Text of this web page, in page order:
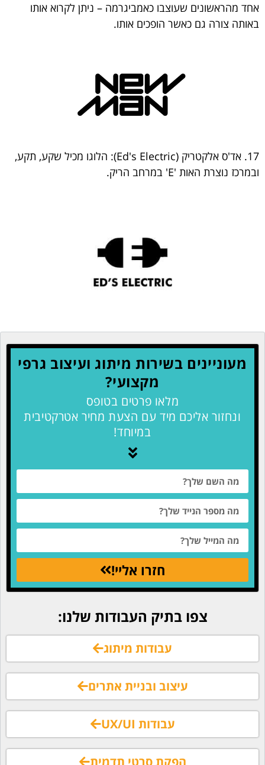
אחד מהראשונים שעוצבו כאמביגרמה – ניתן לקרוא אותו
באותה צורה גם כאשר הופכים אותו.
17. אד'ס אלקטריק (Ed's Electric): הלוגו מכיל שקע, תקע,
ובמרכז נוצרת האות 'E' במרחב הריק.
מעוניינים בשירות מיתוג ועיצוב גרפי
מקצועי?
מלאו פרטים בטופס
ונחזור אליכם מיד עם הצעת מחיר אטרקטיבית
במיוחד!
חזרו אליי!
צפו בתיק העבודות שלנו:
עבודות מיתוג
עיצוב ובניית אתרים
עבודות UX/UI
הפקת סרטי תדמית